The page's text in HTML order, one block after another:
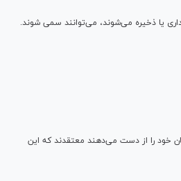
یا ذخیره می‌شوند، می‌توانند سمی شوند.
در توضیح این پرسش که چرا برخی از افراد واکسینه شده بر اثر ابتلا به کووید-۱۹ جان خود را از دست می‌دهند معتقدند که این